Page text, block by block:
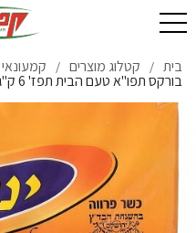
בית / קטלוג מוצרים / קמעונאי
בורקס תפו''א טעם הבית תפז' 6 ק''ג